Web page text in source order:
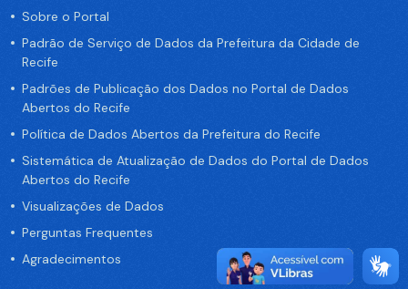
Sobre o Portal
Padrão de Serviço de Dados da Prefeitura da Cidade de
Recife
Padrões de Publicação dos Dados no Portal de Dados
Abertos do Recife
Política de Dados Abertos da Prefeitura do Recife
Sistemática de Atualização de Dados do Portal de Dados
Abertos do Recife
Visualizações de Dados
Perguntas Frequentes
Agradecimentos